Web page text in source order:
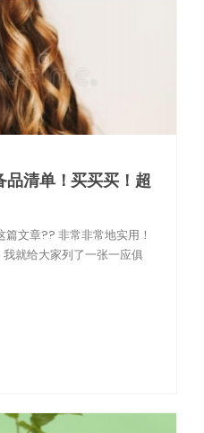
清单！买买买！超
文章?? 非常非常地实用！
就给大家列了一张一应俱